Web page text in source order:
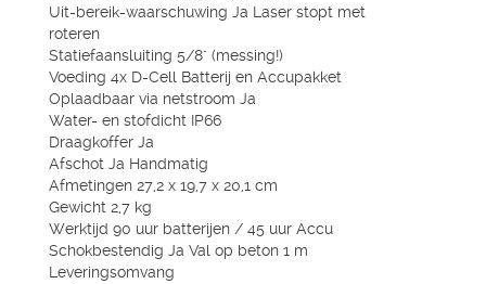
Uit-bereik-waarschuwing Ja Laser stopt met
roteren
Statiefaansluiting 5/8" (messing!)
Voeding 4x D-Cell Batterij en Accupakket
Oplaadbaar via netstroom Ja
Water- en stofdicht IP66
Draagkoffer Ja
Afschot Ja Handmatig
Afmetingen 27,2 x 19,7 x 20,1 cm
Gewicht 2,7 kg
Werktijd 90 uur batterijen / 45 uur Accu
Schokbestendig Ja Val op beton 1 m
Leveringsomvang